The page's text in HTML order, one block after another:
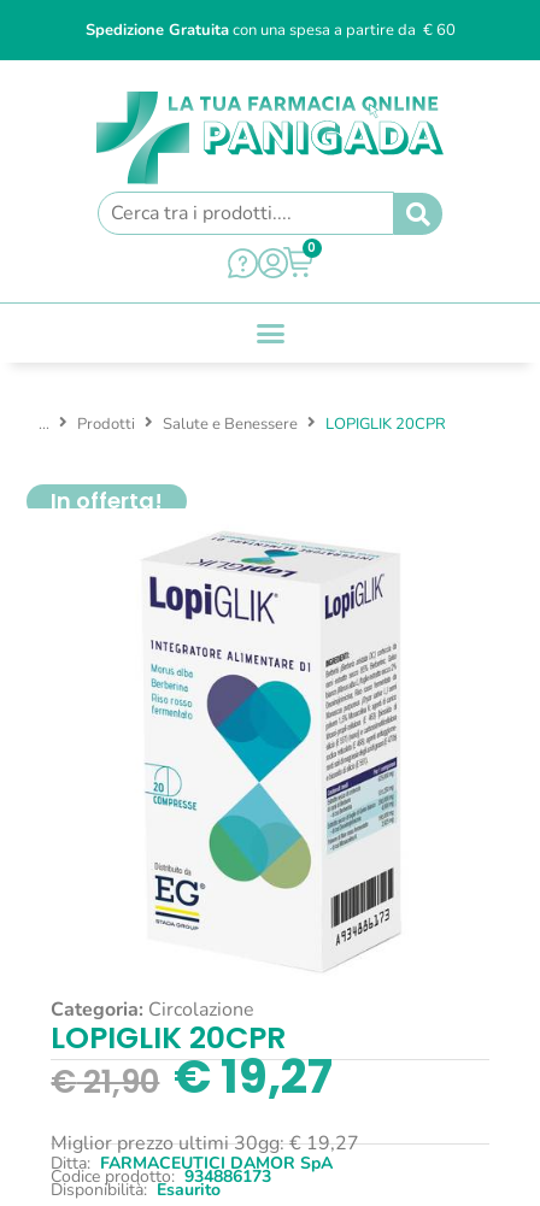
Spedizione Gratuitacon una spesa a partire da € 60
0
... Prodotti Salute e Benessere LOPIGLIK 20CPR
In offerta!
Categoria: Circolazione
LOPIGLIK 20CPR
€21,90 €19,27
Miglior prezzo ultimi 30gg:€19,27
Ditta: FARMACEUTICI DAMOR SpA
Codice prodotto: 934886173
Disponibilità: Esaurito